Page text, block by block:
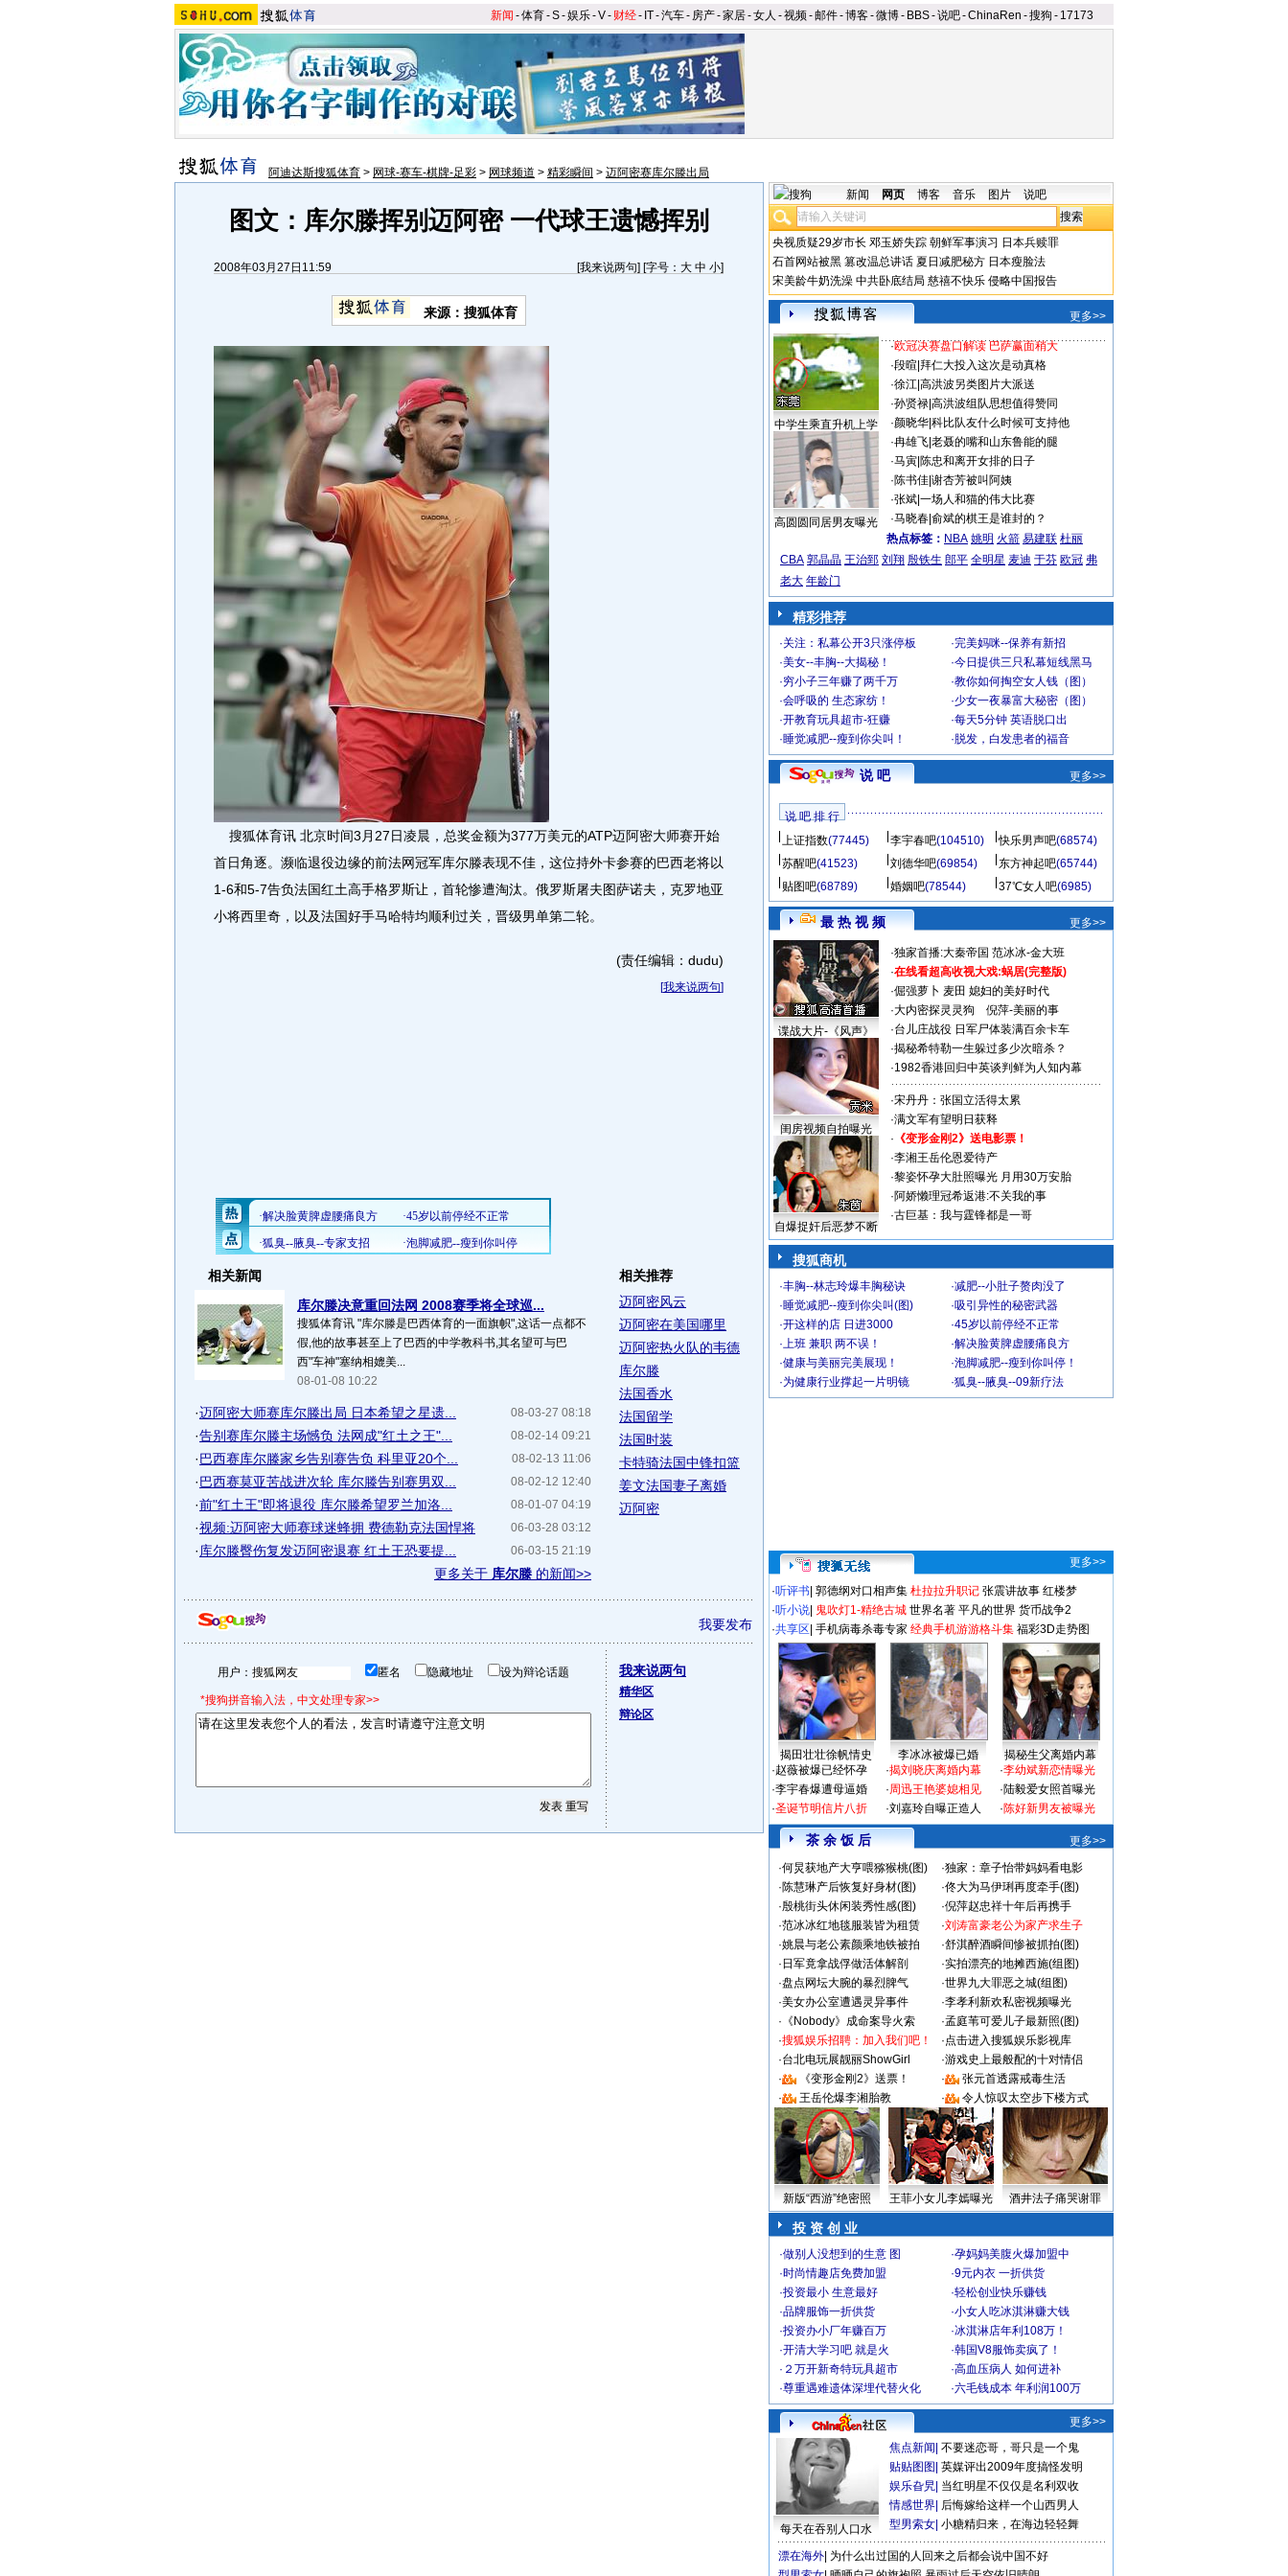
新闻 -体育-S-娱乐-V- 财经- IT-汽车- 房产-家居-女人 -视频-邮件-博客-微博- BBS-说吧-ChinaRen -搜狗 - 17173
阿迪达斯搜狐体育 > 网球-赛车-棋牌-足彩 > 网球频道 > 精彩瞬间 > 迈阿密赛库尔滕出局
图文：库尔滕挥别迈阿密 一代球王遗憾挥别
2008年03月27日11:59 [我来说两句] [字号： 大 中 小]
来源：搜狐体育
搜狐体育讯 北京时间3月27日凌晨，总奖金额为377万美元的ATP迈阿密大师赛开始
首日角逐。濒临退役边缘的前法网冠军库尔滕表现不佳，这位持外卡参赛的巴西老将以
1-6和5-7告负法国红土高手格罗斯让，首轮惨遭淘汰。俄罗斯屠夫图萨诺夫，克罗地亚
小将西里奇，以及法国好手马哈特均顺利过关，晋级男单第二轮。
(责任编辑：dudu)
[我来说两句]
相关新闻
库尔滕决意重回法网 2008赛季将全球巡...
搜狐体育讯 "库尔滕是巴西体育的一面旗帜",这话一点都不
假,他的故事甚至上了巴西的中学教科书,其名望可与巴
西"车神"塞纳相媲美...
08-01-08 10:22
08-03-27 08:18
·迈阿密大师赛库尔滕出局 日本希望之星遗...
08-02-14 09:21
·告别赛库尔滕主场憾负 法网成"红土之王"...
08-02-13 11:06
·巴西赛库尔滕家乡告别赛告负 科里亚20个...
08-02-12 12:40
·巴西赛莫亚苦战进次轮 库尔滕告别赛男双...
08-01-07 04:19
·前"红土王"即将退役 库尔滕希望罗兰加洛...
06-03-28 03:12
·视频:迈阿密大师赛球迷蜂拥 费德勒克法国悍将
06-03-15 21:19
· 库尔滕臀伤复发迈阿密退赛 红土王恐要提...
更多关于 库尔滕的新闻>>
相关推荐
迈阿密风云
迈阿密在美国哪里
迈阿密热火队的韦德
库尔滕
法国香水
法国留学
法国时装
卡特骑法国中锋扣篮
姜文法国妻子离婚
迈阿密
我要发布
用户： 匿名 隐藏地址 设为辩论话题
*搜狗拼音输入法，中文处理专家>>
我来说两句
精华区
辩论区
新闻 网页 博客 音乐 图片 说吧
央视质疑29岁市长 邓玉娇失踪 朝鲜军事演习 日本兵赎罪
石首网站被黑 篡改温总讲话 夏日减肥秘方 日本瘦脸法
宋美龄牛奶洗澡 中共卧底结局 慈禧不快乐 侵略中国报告
更多>>
中学生乘直升机上学
高圆圆同居男友曝光
·欧冠决赛盘口解读 巴萨赢面稍大
·段暄 拜仁大投入这次是动真格
·徐江| 高洪波另类图片大派送
·孙贤禄| 高洪波组队思想值得赞同
·颜晓华| 科比队友什么时候可支持他
·冉雄飞| 老聂的嘴和山东鲁能的腿
·马寅| 陈忠和离开女排的日子
·陈书佳| 谢杏芳被叫阿姨
·张斌| 一场人和猫的伟大比赛
·马晓春| 俞斌的棋王是谁封的？
热点标签： NBA 姚明 火箭 易建联 杜丽
CBA 郭晶晶 王治郅 刘翔 殷铁生 郎平 全明星 麦迪 于芬 欧冠 弗
老大 年龄门
精彩推荐
·关注：私幕公开3只涨停板 ·完美妈咪--保养有新招
·美女--丰胸--大揭秘！ ·今日提供三只私幕短线黑马
·穷小子三年赚了两千万 ·教你如何掏空女人钱（图）
·会呼吸的 生态家纺！ ·少女一夜暴富大秘密（图）
·开教育玩具超市-狂赚 ·每天5分钟 英语脱口出
·睡觉减肥--瘦到你尖叫！ · 脱发，白发患者的福音
说 吧 更多>>
说 吧 排 行
上证指数(77445) 李宇春吧(104510) 快乐男声吧(68574)
苏醒吧(41523) 刘德华吧(69854) 东方神起吧(65744)
贴图吧(68789) 婚姻吧(78544) 37℃女人吧(6985)
最 热 视 频 更多>>
谍战大片-《风声》
闺房视频自拍曝光
自爆捉奸后恶梦不断
·独家首播:大秦帝国 范冰冰-金大班
·在线看超高收视大戏:蜗居(完整版)
·倔强萝卜 麦田 媳妇的美好时代
·大内密探灵灵狗
倪萍-美丽的事
·台儿庄战役 日军尸体装满百余卡车
·揭秘希特勒一生躲过多少次暗杀？
·1982香港回归中英谈判鲜为人知内幕
·宋丹丹：张国立活得太累
·满文军有望明日获释
· 《变形金刚2》送电影票！
·李湘王岳伦恩爱待产
·黎姿怀孕大肚照曝光 月用30万安胎
·阿娇懒理冠希返港:不关我的事
·古巨基：我与霆锋都是一哥
搜狐商机
·丰胸--林志玲爆丰胸秘诀 ·减肥--小肚子赘肉没了
·睡觉减肥--瘦到你尖叫(图) ·吸引异性的秘密武器
·开这样的店 日进3000 ·45岁以前停经不正常
·上班 兼职 两不误！ ·解决脸黄脾虚腰痛良方
·健康与美丽完美展现！ ·泡脚减肥--瘦到你叫停！
·为健康行业撑起一片明镜 ·狐臭--腋臭--09新疗法
更多>>
·听评书 郭德纲对口相声集 杜拉拉升职记 张震讲故事 红楼梦
·听小说 鬼吹灯1-精绝古城 世界名著 平凡的世界 货币战争2
·共享区 手机病毒杀毒专家 经典手机游游格斗集 福彩3D走势图
揭田壮壮徐帆情史 李冰冰被爆已婚
揭秘生父离婚内幕
·赵薇被爆已经怀孕
·李宇春爆遭母逼婚
·圣诞节明信片八折
·揭刘晓庆离婚内幕
·周迅王艳婆媳相见
·刘嘉玲自曝正造人
·李幼斌新恋情曝光
·陆毅爱女照首曝光
·陈好新男友被曝光
茶 余 饭 后
更多>>
·何炅获地产大亨喂猕猴桃(图) ·独家：章子怡带妈妈看电影
·陈慧琳产后恢复好身材(图) ·佟大为马伊琍再度牵手(图)
·殷桃街头休闲装秀性感(图) ·倪萍赵忠祥十年后再携手
·范冰冰红地毯服装皆为租赁 ·刘涛富豪老公为家产求生子
·姚晨与老公素颜乘地铁被拍 ·舒淇醉酒瞬间惨被抓拍(图)
· 日军竟拿战俘做活体解剖 ·实拍漂亮的地摊西施(组图)
·盘点网坛大腕的暴烈脾气 ·世界九大罪恶之城(组图)
·美女办公室遭遇灵异事件 ·李孝利新欢私密视频曝光
· 《Nobody》成命案导火索 ·孟庭苇可爱儿子最新照(图)
·搜狐娱乐招聘：加入我们吧！ ·点击进入搜狐娱乐影视库
·台北电玩展靓丽ShowGirl ·游戏史上最般配的十对情侣
·
《变形金刚2》送票！ ·
张元首透露戒毒生活
·
王岳伦爆李湘胎教 · 令人惊叹太空步下楼方式
新版“西游”绝密照 王菲小女儿李嫣曝光 酒井法子痛哭谢罪
投 资 创 业
·做别人没想到的生意 图 ·孕妈妈美腹火爆加盟中
·时尚情趣店免费加盟 ·9元内衣 一折供货
·投资最小 生意最好 ·轻松创业快乐赚钱
·品牌服饰一折供货 ·小女人吃冰淇淋赚大钱
·投资办小厂年赚百万 ·冰淇淋店年利108万！
·开清大学习吧 就是火 ·韩国V8服饰卖疯了！
· ２万开新奇特玩具超市 ·高血压病人 如何进补
·尊重遇难遗体深埋代替火化 ·六毛钱成本 年利润100万
更多>>
每天在吞别人口水
焦点新闻 不要迷恋哥，哥只是一个鬼
贴贴图图 英媒评出2009年度搞怪发明
娱乐旮旯 当红明星不仅仅是名利双收
情感世界 后悔嫁给这样一个山西男人
型男索女 小糖精归来，在海边轻轻舞
漂在海外 为什么出过国的人回来之后都会说中国不好